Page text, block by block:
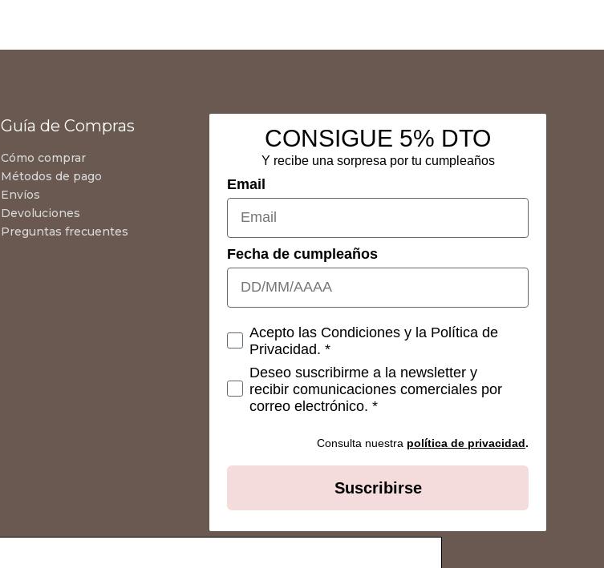
Guía de Compras
Cómo comprar
Métodos de pago
Envíos
Devoluciones
Preguntas frecuentes
CONSIGUE 5% DTO
Y recibe una sorpresa por tu cumpleaños
Email
Fecha de cumpleaños
Consetimientos
Acepto las Condiciones y la Política de
Privacidad. *
Deseo suscribirme a la newsletter y
recibir comunicaciones comerciales por
correo electrónico. *
Consulta nuestra política de privacidad.
Suscribirse